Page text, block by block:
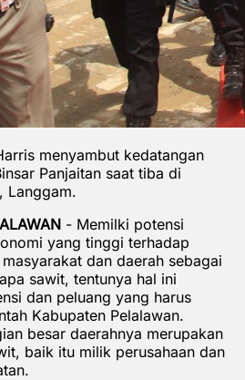
menyambut kedatangan
Panjaitan saat tiba di
Langgam.
- Memilki potensi
yang tinggi terhadap
dan daerah sebagai
sawit, tentunya hal ini
dan peluang yang harus
Kabupaten Pelalawan.
besar daerahnya merupakan
baik itu milik perusahaan dan